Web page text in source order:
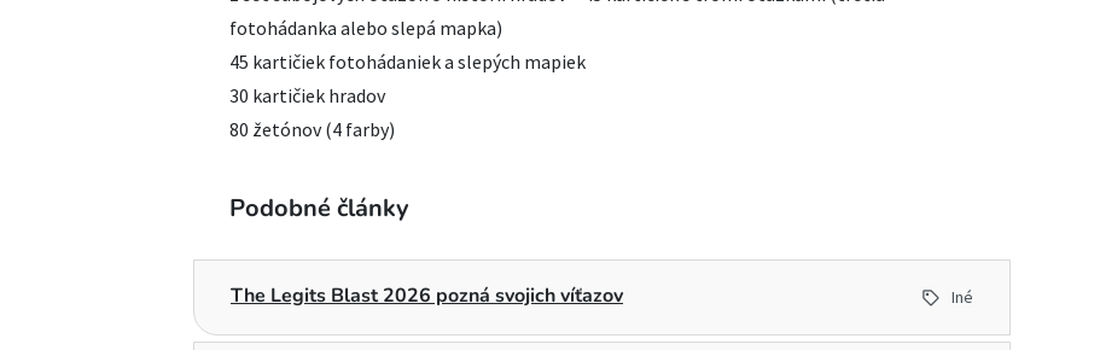
fotohádanka alebo slepá mapka)
45 kartičiek fotohádaniek a slepých mapiek
30 kartičiek hradov
80 žetónov (4 farby)
Podobné články
The Legits Blast 2026 pozná svojich víťazov Iné